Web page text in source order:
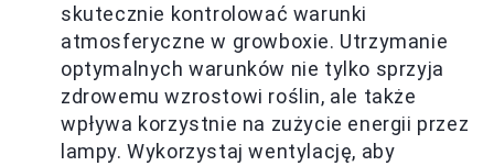
skutecznie kontrolować warunki
atmosferyczne w growboxie. Utrzymanie
optymalnych warunków nie tylko sprzyja
zdrowemu wzrostowi roślin, ale także
wpływa korzystnie na zużycie energii przez
lampy. Wykorzystaj wentylację, aby